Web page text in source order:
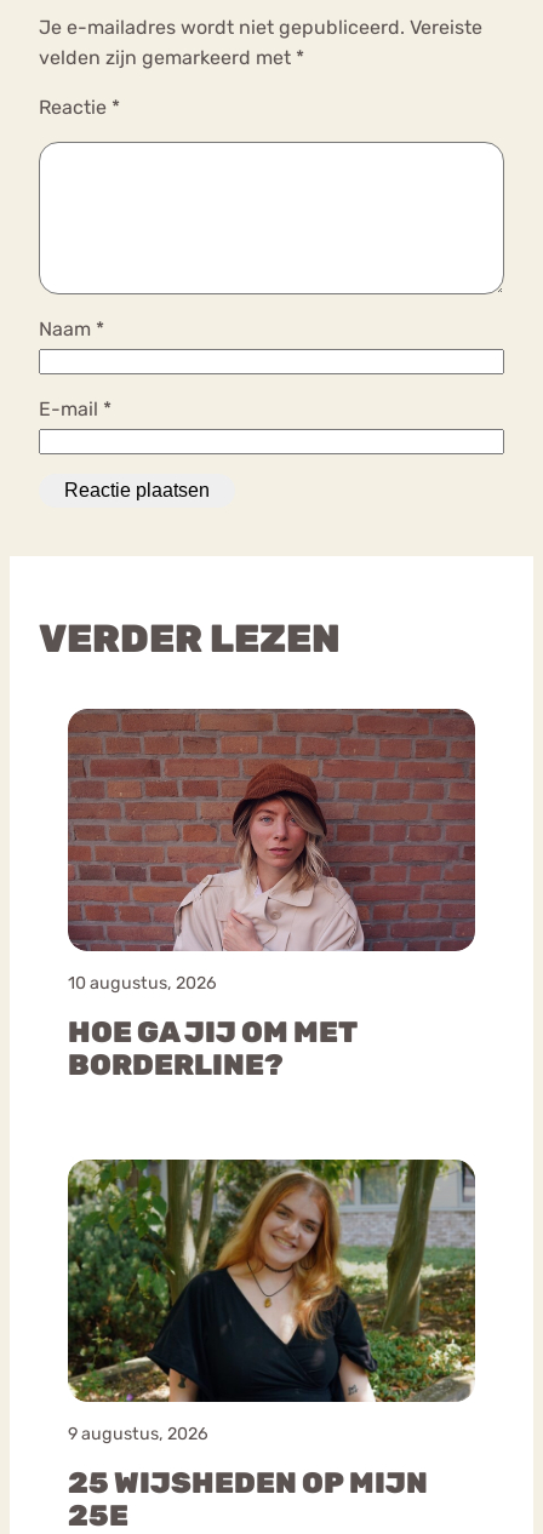
Je e-mailadres wordt niet gepubliceerd. Vereiste
velden zijn gemarkeerd met *
Reactie *
Naam *
E-mail *
VERDER LEZEN
10 augustus, 2026
HOE GA JIJ OM MET
BORDERLINE?
9 augustus, 2026
25 WIJSHEDEN OP MIJN
25E